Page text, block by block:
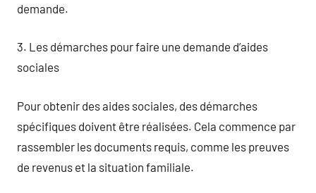
demande.
3. Les démarches pour faire une demande d’aides
sociales
Pour obtenir des aides sociales, des démarches
spécifiques doivent être réalisées. Cela commence par
rassembler les documents requis, comme les preuves
de revenus et la situation familiale.